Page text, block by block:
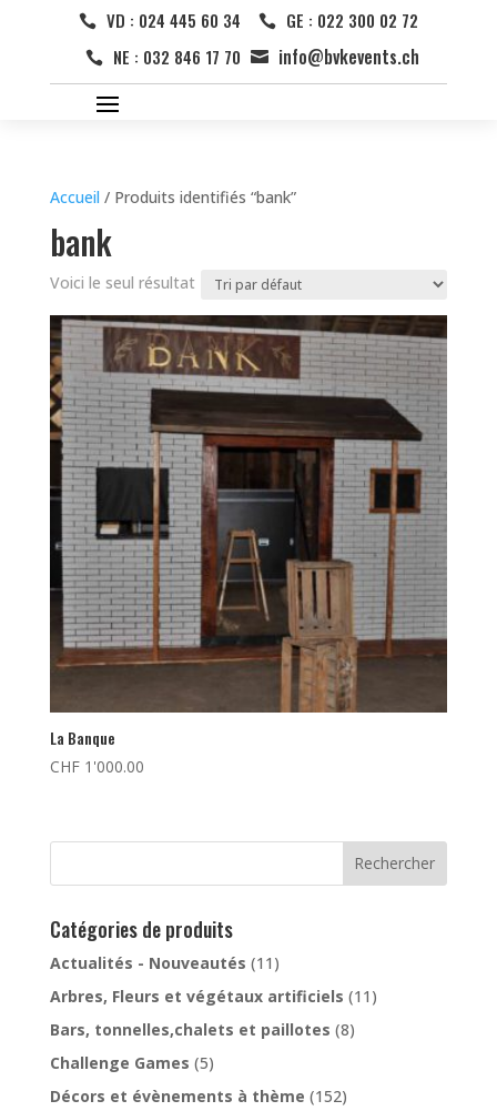
 VD : 024 445 60 34  GE : 022 300 02 72
 NE : 032 846 17 70  info@bvkevents.ch
Accueil / Produits identifiés “bank”
bank
Voici le seul résultat
La Banque
CHF1'000.00
Rechercher
Catégories de produits
Actualités - Nouveautés (11)
Arbres, Fleurs et végétaux artificiels (11)
Bars, tonnelles,chalets et paillotes (8)
Challenge Games (5)
Décors et évènements à thème (152)